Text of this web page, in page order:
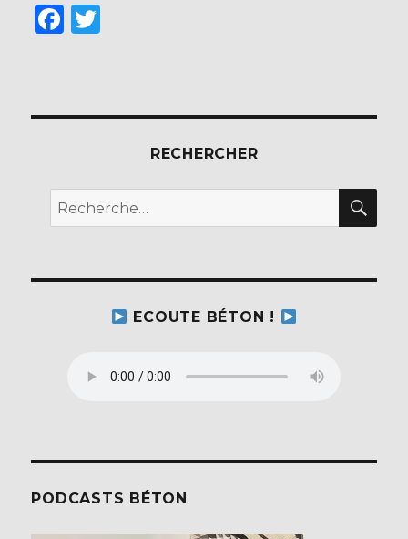
F
e
o
k
te
RECHERCHER
Recherche
pour :
ECOUTE BÉTON !
PODCASTS BÉTON